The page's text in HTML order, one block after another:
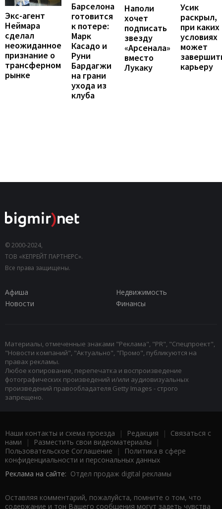
Экс-агент
Неймара
сделал
неожиданное
признание о
трансферном
рынке
Барселона
готовится
к потере:
Марк
Касадо и
Руни
Бардагжи
на грани
ухода из
клуба
Наполи
хочет
подписать
звезду
«Арсенала»
вместо
Лукаку
Усик
раскрыл,
при каких
условиях
может
карьеру
© 2000-2024,
ТОВ «КЕПРЕЙТ ПАРТНЕРС».
Все права защищены.
Афиша
Недвижимость
Новости
Финансы
Материалы, отмеченные знаками "Реклама", "PR", "Спецпроект",
"Новости компаний", "Актуально", "Промо", публикуются на
правах рекламы.
Любое копирование, перепечатка и воспроизведение
фотографических произведений и/или аудиовизуальных
произведений правообладателя Getty Images - строго
запрещено.
Наши контакты и схема проезда | Редакция | Связаться с
нами | Разместить свои видеоматериалы |
Пользовательское Соглашение |
Политика в сфере
конфиденциальности и персональных данных
Реклама на сайте: Отдел продаж digital рекламы
Оставляя комментарий, пожалуйста, помните о том, что
содержание и тон Вашего сообщения могут задеть чувства